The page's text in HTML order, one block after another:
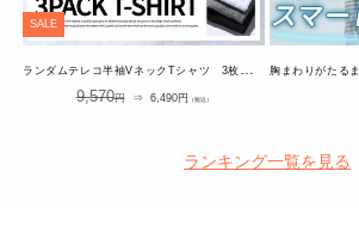
SALE
ラ
ンダムテレコ半袖VネックTシャツ 3枚セット
通
常
9,570円⇒ SALE
価
6,490円 （税込）
ランキング一覧を見る